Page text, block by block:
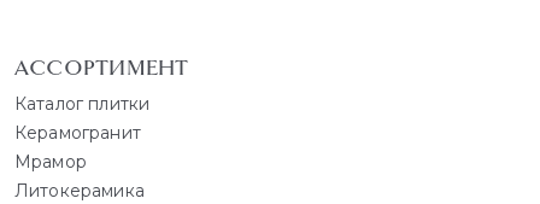
АССОРТИМЕНТ
Каталог плитки
Керамогранит
Мрамор
Литокерамика